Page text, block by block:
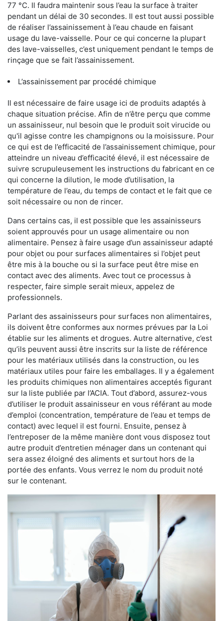
77 °C. Il faudra maintenir sous l’eau la surface à traiter
pendant un délai de 30 secondes. Il est tout aussi possible
de réaliser l’assainissement à l’eau chaude en faisant
usage du lave-vaisselle. Pour ce qui concerne la plupart
des lave-vaisselles, c’est uniquement pendant le temps de
rinçage que se fait l’assainissement.
L’assainissement par procédé chimique
Il est nécessaire de faire usage ici de produits adaptés à
chaque situation précise. Afin de n’être perçu que comme
un assainisseur, nul besoin que le produit soit virucide ou
qu'il agisse contre les champignons ou la moisissure. Pour
ce qui est de l’efficacité de l’assainissement chimique, pour
atteindre un niveau d’efficacité élevé, il est nécessaire de
suivre scrupuleusement les instructions du fabricant en ce
qui concerne la dilution, le mode d’utilisation, la
température de l’eau, du temps de contact et le fait que ce
soit nécessaire ou non de rincer.
Dans certains cas, il est possible que les assainisseurs
soient approuvés pour un usage alimentaire ou non
alimentaire. Pensez à faire usage d’un assainisseur adapté
pour objet ou pour surfaces alimentaires si l’objet peut
être mis à la bouche ou si la surface peut être mise en
contact avec des aliments. Avec tout ce processus à
respecter, faire simple serait mieux, appelez de
professionnels.
Parlant des assainisseurs pour surfaces non alimentaires,
ils doivent être conformes aux normes prévues par la Loi
établie sur les aliments et drogues. Autre alternative, c’est
qu’ils peuvent aussi être inscrits sur la liste de référence
pour les matériaux utilisés dans la construction, ou les
matériaux utiles pour faire les emballages. Il y a également
les produits chimiques non alimentaires acceptés figurant
sur la liste publiée par l’ACIA. Tout d’abord, assurez-vous
d’utiliser le produit assainisseur en vous référant au mode
d’emploi (concentration, température de l’eau et temps de
contact) avec lequel il est fourni. Ensuite, pensez à
l’entreposer de la même manière dont vous disposez tout
autre produit d’entretien ménager dans un contenant qui
sera assez éloigné des aliments et surtout hors de la
portée des enfants. Vous verrez le nom du produit noté
sur le contenant.